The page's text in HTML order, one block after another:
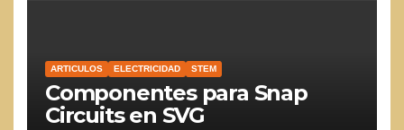
ARTICULOS ELECTRICIDAD STEM
Componentes para Snap
Circuits en SVG